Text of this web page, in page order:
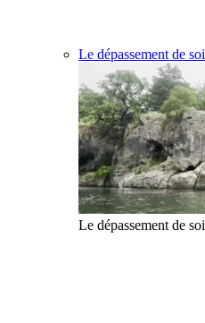
Le dépassement de soi
Le dépassement de soi